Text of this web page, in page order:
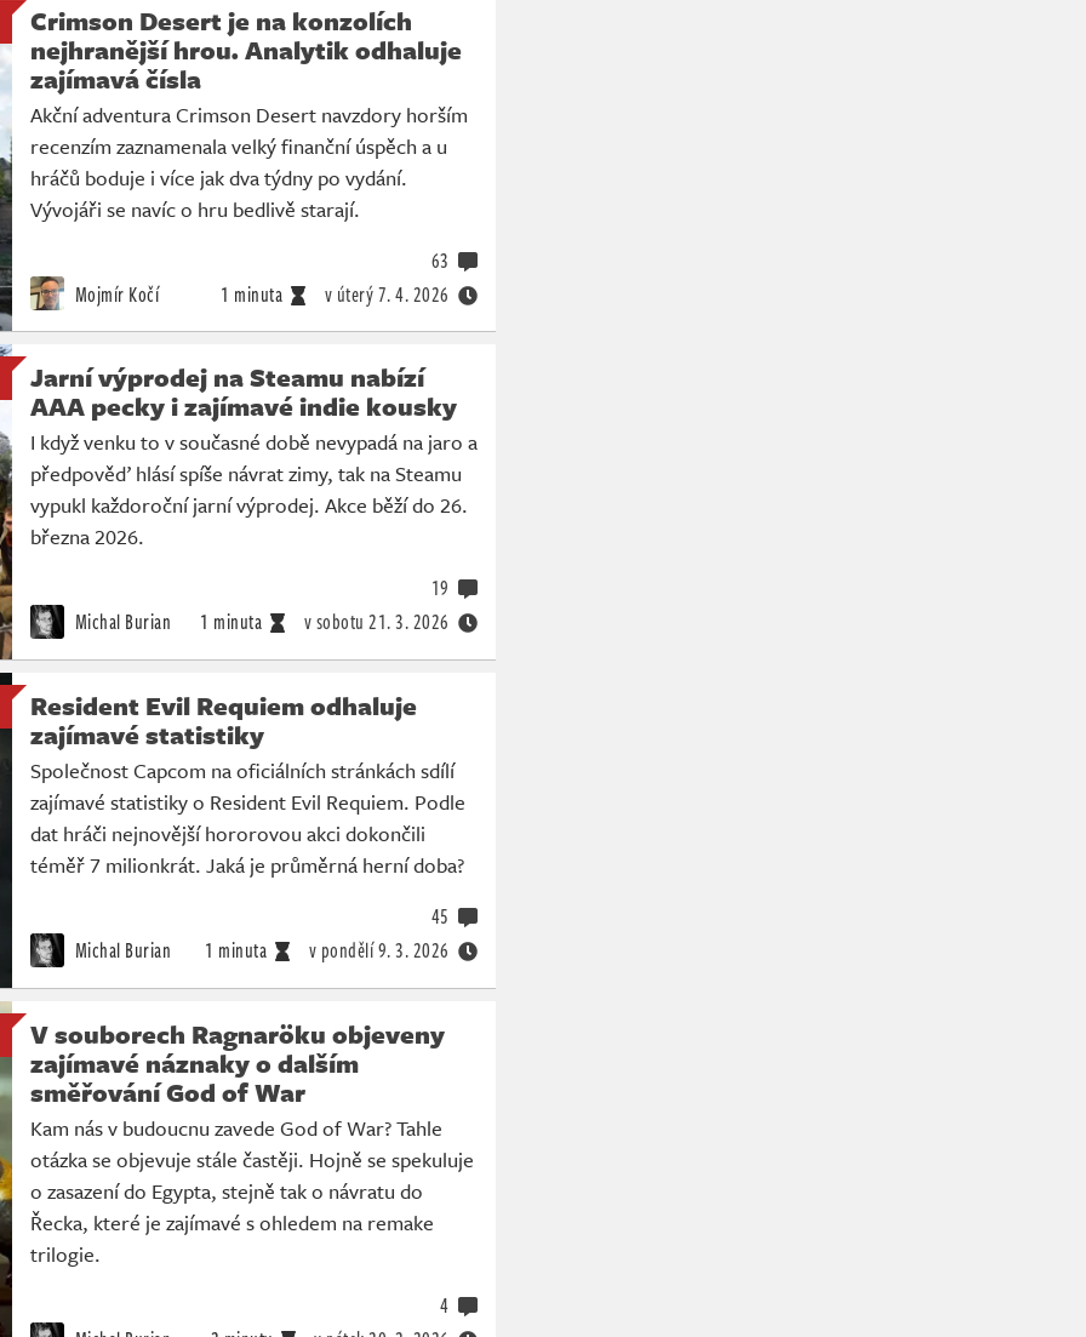
Crimson Desert je na konzolích
nejhranější hrou. Analytik odhaluje
zajímavá čísla
Akční adventura Crimson Desert navzdory horším
recenzím zaznamenala velký finanční úspěch a u
hráčů boduje i více jak dva týdny po vydání.
Vývojáři se navíc o hru bedlivě starají.
Mojmír Kočí 1 minuta v úterý7. 4. 2026
63
Jarní výprodej na Steamu nabízí
AAA pecky i zajímavé indie kousky
I když venku to v současné době nevypadá na jaro a
předpověď hlásí spíše návrat zimy, tak na Steamu
vypukl každoroční jarní výprodej. Akce běží do 26.
března 2026.
Michal Burian 1 minuta v sobotu 21. 3. 2026
19
Resident Evil Requiem odhaluje
zajímavé statistiky
Společnost Capcom na oficiálních stránkách sdílí
zajímavé statistiky o Resident Evil Requiem. Podle
dat hráči nejnovější hororovou akci dokončili
téměř 7 milionkrát. Jaká je průměrná herní doba?
Michal Burian 1 minuta v pondělí9. 3. 2026
45
V souborech Ragnaröku objeveny
zajímavé náznaky o dalším
směřování God of War
Kam nás v budoucnu zavede God of War? Tahle
otázka se objevuje stále častěji. Hojně se spekuluje
o zasazení do Egypta, stejně tak o návratu do
Řecka, které je zajímavé s ohledem na remake
trilogie.
4